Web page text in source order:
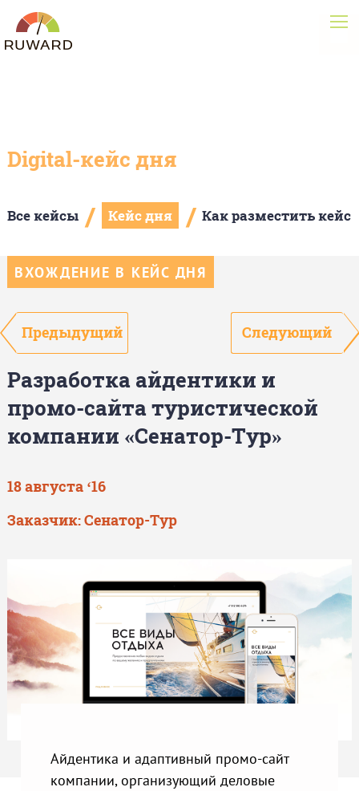
Digital-кейс дня
Все кейсы / Кейс дня / Как разместить кейс
Предыдущий Следующий
Разработка айдентики и
промо-сайта туристической
компании «Сенатор-Тур»
ВХОЖДЕНИЕ В КЕЙС ДНЯ
18 августа ‘16
Заказчик:Сенатор-Тур
Айдентика и адаптивный промо-сайт
компании, организующий деловые